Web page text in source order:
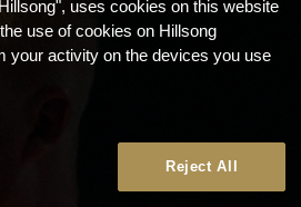
uses cookies on this website
use of cookies on Hillsong
your activity on the devices you use
Reject All